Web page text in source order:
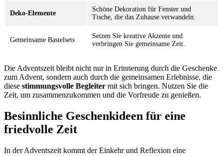
Deko-Elemente
Schöne Dekoration für Fenster und
Tische, die das Zuhause verwandeln.
Gemeinsame Bastelsets
Setzen Sie kreative Akzente und
verbringen Sie gemeinsame Zeit.
Die Adventszeit bleibt nicht nur in Erinnerung durch die Geschenke
zum Advent, sondern auch durch die gemeinsamen Erlebnisse, die
diese stimmungsvolle Begleiter mit sich bringen. Nutzen Sie die
Zeit, um zusammenzukommen und die Vorfreude zu genießen.
Besinnliche Geschenkideen für eine
friedvolle Zeit
In der Adventszeit kommt der Einkehr und Reflexion eine